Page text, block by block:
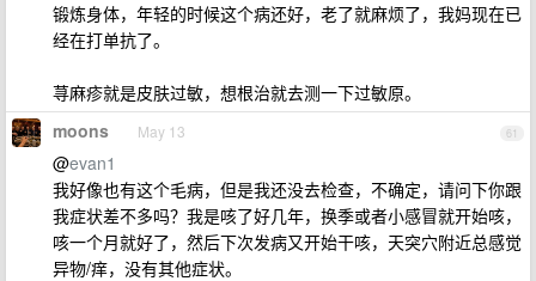
锻炼身体，年轻的时候这个病还好，老了就麻烦了，我妈现在已
经在打单抗了。
荨麻疹就是皮肤过敏，想根治就去测一下过敏原。
61
moons May 13
@evan1
我好像也有这个毛病，但是我还没去检查，不确定，请问下你跟
我症状差不多吗？我是咳了好几年，换季或者小感冒就开始咳，
咳一个月就好了，然后下次发病又开始干咳，天突穴附近总感觉
异物/痒，没有其他症状。